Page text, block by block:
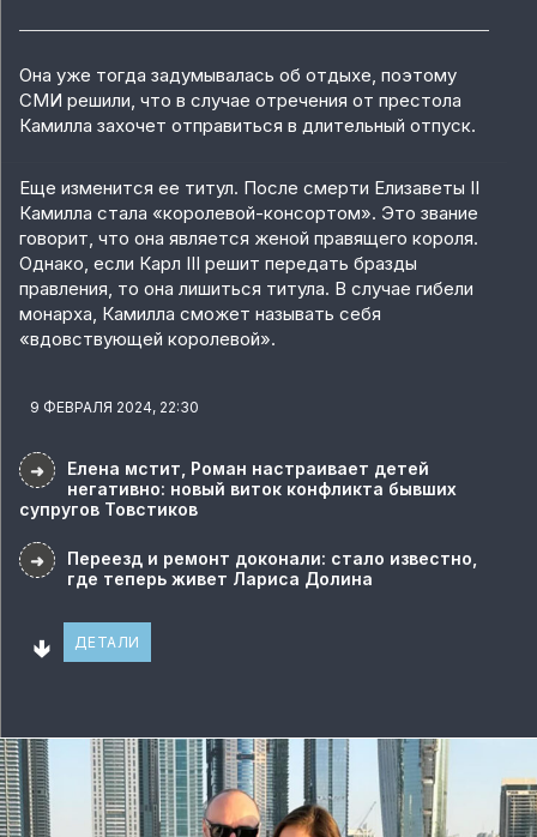
Она уже тогда задумывалась об отдыхе, поэтому
СМИ решили, что в случае отречения от престола
Камилла захочет отправиться в длительный отпуск.
Еще изменится ее титул. После смерти Елизаветы II
Камилла стала «королевой-консортом». Это звание
говорит, что она является женой правящего короля.
Однако, если Карл III решит передать бразды
правления, то она лишиться титула. В случае гибели
монарха, Камилла сможет называть себя
«вдовствующей королевой».
9 ФЕВРАЛЯ 2024, 22:30
➜
Елена мстит, Роман настраивает детей
негативно: новый виток конфликта бывших
супругов Товстиков
➜
Переезд и ремонт доконали: стало известно,
где теперь живет Лариса Долина
🢃 ДЕТАЛИ